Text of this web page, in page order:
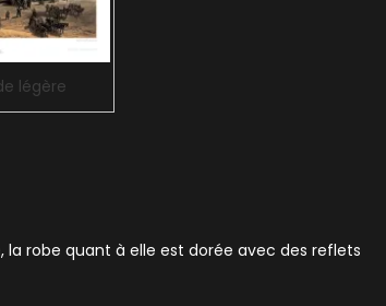
légère
robe quant à elle est dorée avec des reflets